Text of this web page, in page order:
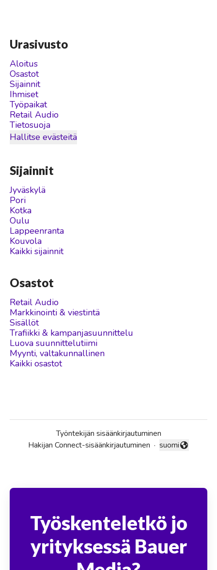
Urasivusto
Aloitus
Osastot
Sijainnit
Ihmiset
Työpaikat
Retail Audio
Tietosuoja
Hallitse evästeitä
Sijainnit
Jyväskylä
Pori
Kotka
Oulu
Lappeenranta
Kouvola
Kaikki sijainnit
Osastot
Retail Audio
Markkinointi & viestintä
Sisällöt
Trafiikki & kampanjasuunnittelu
Luova suunnittelutiimi
Myynti, valtakunnallinen
Kaikki osastot
Työntekijän sisäänkirjautuminen
Hakijan Connect-sisäänkirjautuminen · Vaihda kieli
suomi
Työskenteletkö jo
yrityksessä Bauer